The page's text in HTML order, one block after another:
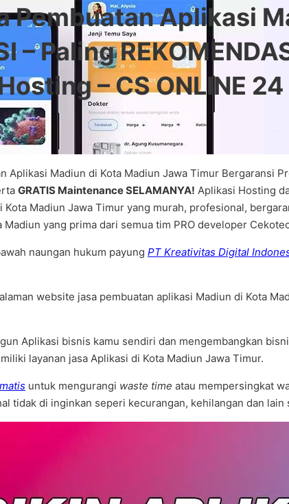
Pembuatan Aplikasi
– Paling
– CS ONLINE
Aplikasi Madiun di Kota Madiun Jawa Timur Bergaransi
GRATIS Maintenance SELAMANYA! Aplikasi Hosting
Madiun Jawa Timur yang murah, profesional,
yang prima dari semua tim PRO developer
naungan hukum payung PT Kreativitas Digital
website jasa pembuatan aplikasi Madiun di Kota
Aplikasi bisnis kamu sendiri dan mengembangkan
layanan jasa Aplikasi di Kota Madiun Jawa Timur.
untuk mengurangi waste time atau mempersingkat
tidak di inginkan seperi kecurangan, kehilangan dan